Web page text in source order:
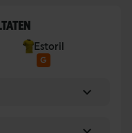
Estoril
G